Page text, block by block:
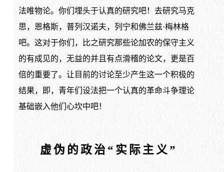
法唯物论。你们埋头于认真的研究吧！去研究马克
思，恩格斯，普列汉诺夫，列宁和佛兰兹·梅林格
吧。这对于你们，比之研究那些论加农的保守主义
的有成见的，无益的并且有点滑稽的论文，更是百
倍的重要了。让目前的讨论至少产生这一个积极的
结果，即，青年们设法把一个认真的革命斗争理论
基础嵌入他们心坎中吧！
虚伪的政治“实际主义”